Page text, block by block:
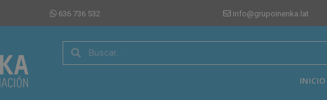
636 736 532 info@grupoinenka.lat
INICIO